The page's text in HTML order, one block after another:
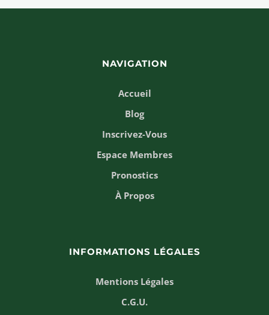
NAVIGATION
Accueil
Blog
Inscrivez-Vous
Espace Membres
Pronostics
À Propos
INFORMATIONS LÉGALES
Mentions Légales
C.G.U.